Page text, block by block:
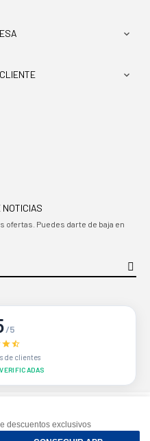


NOTICIAS
Puedes darte de baja en
/5
de clientes
descuentos exclusivos